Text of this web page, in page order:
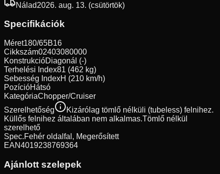
Nálad2026. aug. 13. (csütörtök)
Specifikációk
Méret180/65B16
Cikkszám02403080000
KonstrukcióDiagonál (-)
Terhelési Index81 (462 kg)
Sebesség IndexH (210 km/h)
PozícióHátsó
KategóriaChopper/Cruiser
Szerelhetőség
Kizárólag tömlő nélküli (tubeless) felnihez.
Küllős felnihez általában nem alkalmas.Tömlő nélkül
szerelhető
Spec.Fehér oldalfal, Megerősített
EAN4019238769364
Ajánlott szelepek